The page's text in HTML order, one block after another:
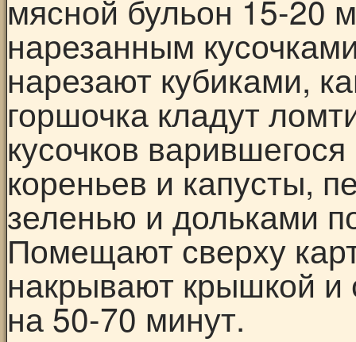
мясной бульон 15-20
нарезанным
нарезают кубиками,
горшочка кладут
кусочков
кореньев и капусты,
зеленью и дольками
Помещают сверху
накрывают крышкой и
на 50-70 минут.